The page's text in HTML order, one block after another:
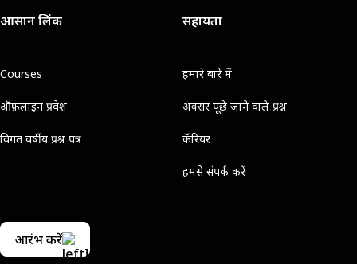
आसान लिंक
Courses
ऑफ़लाइन प्रवेश
विगत वर्षीय प्रश्न पत्र
सहायता
हमारे बारे में
अक्सर पूछे जाने वाले प्रश्न
कॅरियर
हमसे संपर्क करें
आरंभ करें